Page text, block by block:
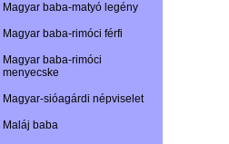
Magyar baba-matyó legény
Magyar baba-rimóci férfi
Magyar baba-rimóci
menyecske
Magyar-sióagárdi népviselet
Maláj baba